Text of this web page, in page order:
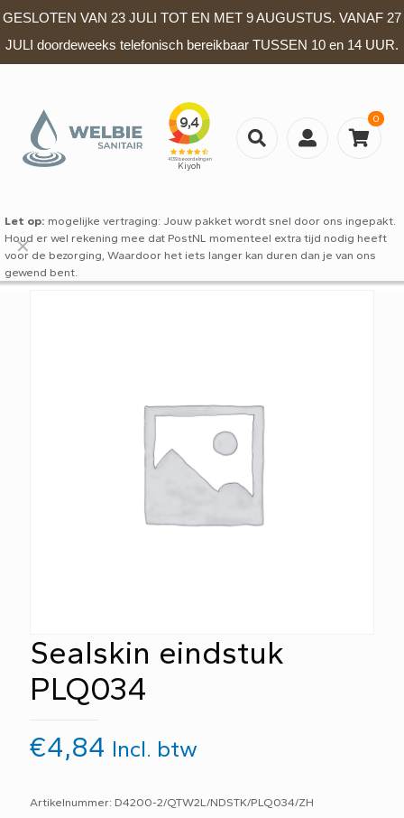
GESLOTEN VAN 23 JULI TOT EN MET 9 AUGUSTUS. VANAF 27
JULI doordeweeks telefonisch bereikbaar TUSSEN 10 en 14 UUR.
0
Let op: mogelijke vertraging: Jouw pakket wordt snel door ons ingepakt.
Houd er wel rekening mee dat PostNL momenteel extra tijd nodig heeft
voor de bezorging, Waardoor het iets langer kan duren dan je van ons
gewend bent.
✕
Sealskin eindstuk
PLQ034
€4,84 Incl. btw
Artikelnummer: D4200-2/QTW2L/NDSTK/PLQ034/ZH